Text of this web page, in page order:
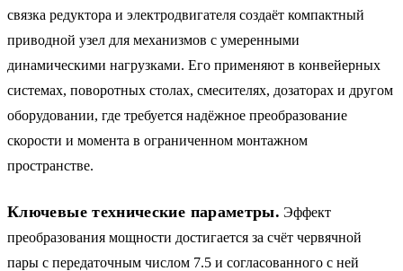
связка редуктора и электродвигателя создаёт компактный
приводной узел для механизмов с умеренными
динамическими нагрузками. Его применяют в конвейерных
системах, поворотных столах, смесителях, дозаторах и другом
оборудовании, где требуется надёжное преобразование
скорости и момента в ограниченном монтажном
пространстве.
Ключевые технические параметры. Эффект
преобразования мощности достигается за счёт червячной
пары с передаточным числом 7.5 и согласованного с ней